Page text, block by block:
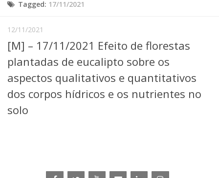
Escola, Institutos e Órgãos
Núcleos e Comissões
Telefones e Mapas
Pessoas
Graduação
Pós-Graduação
Cursos de Extensão
Iniciação Científica
Tagged: 17/11/2021
12/11/2021
[M] – 17/11/2021 Efeito de florestas
plantadas de eucalipto sobre os
aspectos qualitativos e quantitativos
dos corpos hídricos e os nutrientes no
solo